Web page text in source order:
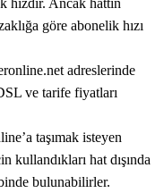
göre abonelik hızı
adreslerinde
ve tarife fiyatları
taşımak isteyen
hat dışında
bulunabilirler.